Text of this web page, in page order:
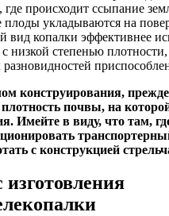
где происходит ссыпание
плоды укладываются на
вид копалки эффективнее
с низкой степенью
разновидностей
конструирования, прежде
плотность почвы, на
Имейте в виду, что там,
с конструкцией
изготовления